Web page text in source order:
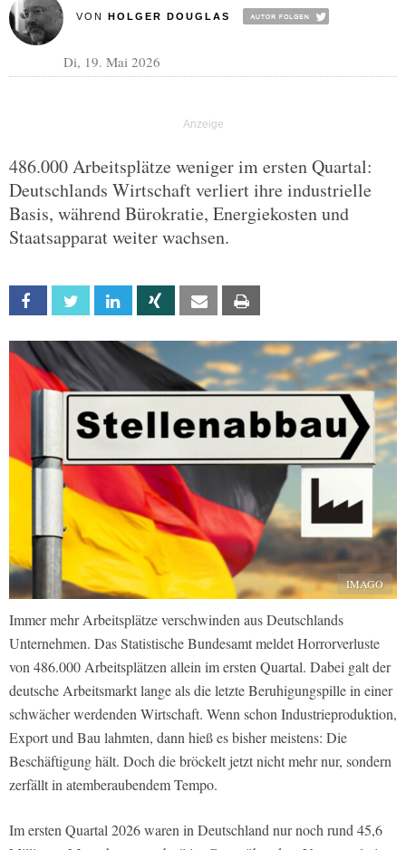
VON HOLGER DOUGLAS
Di, 19. Mai 2026
486.000 Arbeitsplätze weniger im ersten Quartal:
Deutschlands Wirtschaft verliert ihre industrielle
Basis, während Bürokratie, Energiekosten und
Staatsapparat weiter wachsen.
Facebook Twitter Linkedin Xing Email
IMAGO
Immer mehr Arbeitsplätze verschwinden aus Deutschlands
Unternehmen. Das Statistische Bundesamt meldet Horrorverluste
von 486.000 Arbeitsplätzen allein im ersten Quartal. Dabei galt der
deutsche Arbeitsmarkt lange als die letzte Beruhigungspille in einer
schwächer werdenden Wirtschaft. Wenn schon Industrieproduktion,
Export und Bau lahmten, dann hieß es bisher meistens: Die
Beschäftigung hält. Doch die bröckelt jetzt nicht mehr nur, sondern
zerfällt in atemberaubendem Tempo.
Im ersten Quartal 2026 waren in Deutschland nur noch rund 45,6